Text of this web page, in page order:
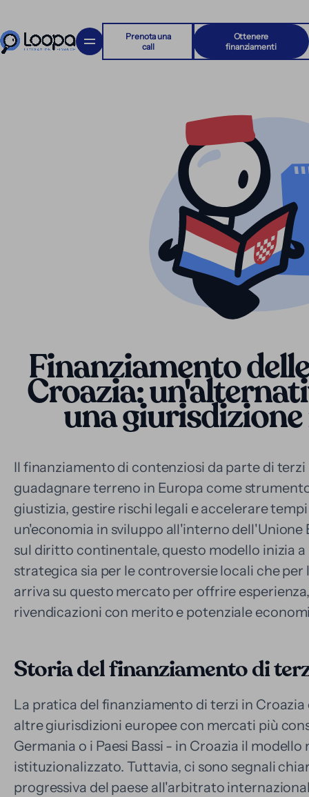
Prenota una
call
Ottenere
finanziamenti
Finanziamento
Croazia:
una
Il finanziamento di contenziosi da parte di
guadagnare terreno in Europa come
giustizia, gestire rischi legali e accelerare
un'economia in sviluppo all'interno dell'Unione
sul diritto continentale, questo modello inizia
strategica sia per le controversie locali che
arriva su questo mercato per offrire
rivendicazioni con merito e potenziale
Storia del finanziamento di
La pratica del finanziamento di terzi in
altre giurisdizioni europee con mercati più
Germania o i Paesi Bassi - in Croazia il
istituzionalizzato. Tuttavia, ci sono segnali
progressiva del paese all'arbitrato